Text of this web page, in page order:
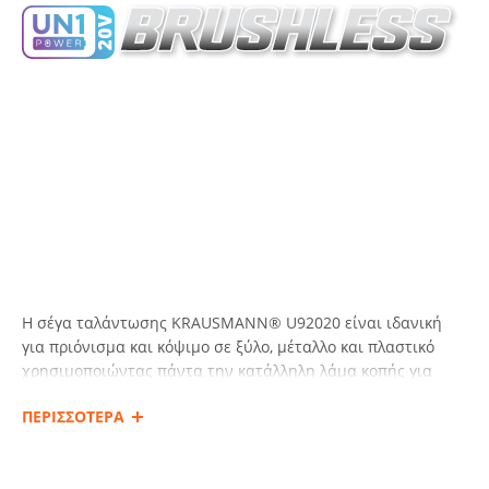
Η σέγα ταλάντωσης KRAUSMANN® U92020 είναι ιδανική
για πριόνισμα και κόψιμο σε ξύλο, μέταλλο και πλαστικό
χρησιμοποιώντας πάντα την κατάλληλη λάμα κοπής για
Η αντικατάσταση της πριονόλαμας γίνεται εύκολα χάρη στο
ΠΕΡΙΣΣΟΤΕΡΑ